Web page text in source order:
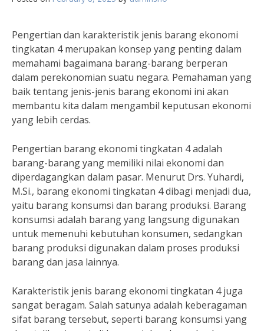
Pengertian dan karakteristik jenis barang ekonomi
tingkatan 4 merupakan konsep yang penting dalam
memahami bagaimana barang-barang berperan
dalam perekonomian suatu negara. Pemahaman yang
baik tentang jenis-jenis barang ekonomi ini akan
membantu kita dalam mengambil keputusan ekonomi
yang lebih cerdas.
Pengertian barang ekonomi tingkatan 4 adalah
barang-barang yang memiliki nilai ekonomi dan
diperdagangkan dalam pasar. Menurut Drs. Yuhardi,
M.Si., barang ekonomi tingkatan 4 dibagi menjadi dua,
yaitu barang konsumsi dan barang produksi. Barang
konsumsi adalah barang yang langsung digunakan
untuk memenuhi kebutuhan konsumen, sedangkan
barang produksi digunakan dalam proses produksi
barang dan jasa lainnya.
Karakteristik jenis barang ekonomi tingkatan 4 juga
sangat beragam. Salah satunya adalah keberagaman
sifat barang tersebut, seperti barang konsumsi yang